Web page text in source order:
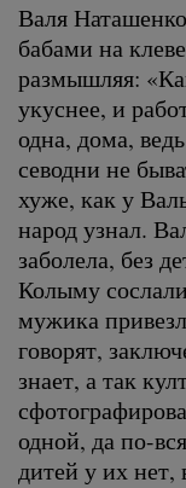
Валя
бабами на
размышляя:
укуснее, и
одна, дома,
севодни не
хуже, как у
народ узнал.
заболела, без
Колыму
мужика
говорят,
знает, а так
одной, да по-
дитей у их нет,